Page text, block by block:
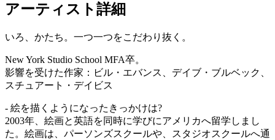
アーティスト詳細
いろ、かたち。一つ一つをこだわり抜く。
New York Studio School MFA卒。
影響を受けた作家：ビル・エバンス、デイブ・ブルベック、
スチュアート・デイビス
- 絵を描くようになったきっかけは?
2003年、絵画と英語を同時に学びにアメリカへ留学しまし
た。絵画は、パーソンズスクールや、スタジオスクールへ通